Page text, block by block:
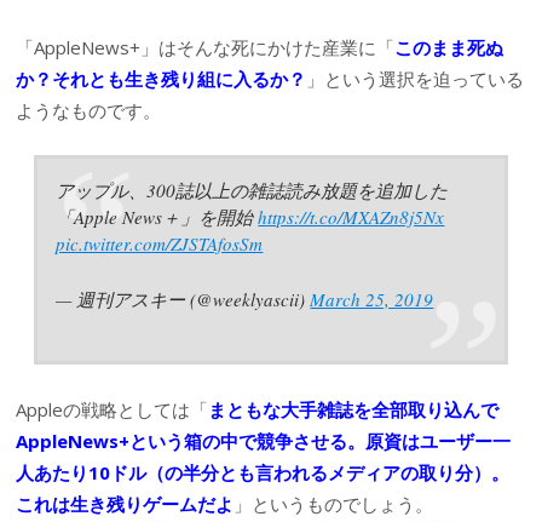
「AppleNews+」はそんな死にかけた産業に「このまま死ぬ
か？それとも生き残り組に入るか？ 」という選択を迫っている
ようなものです。
アップル、300誌以上の雑誌読み放題を追加した
「Apple News＋」を開始https://t.co/MXAZn8j5Nx
pic.twitter.com/ZJSTAfosSm
— 週刊アスキー (@weeklyascii)March 25, 2019
Appleの戦略としては「まともな大手雑誌を全部取り込んで
AppleNews+という箱の中で競争させる。原資はユーザー一
人あたり10ドル（の半分とも言われるメディアの取り分）。
これは生き残りゲームだよ 」というものでしょう。